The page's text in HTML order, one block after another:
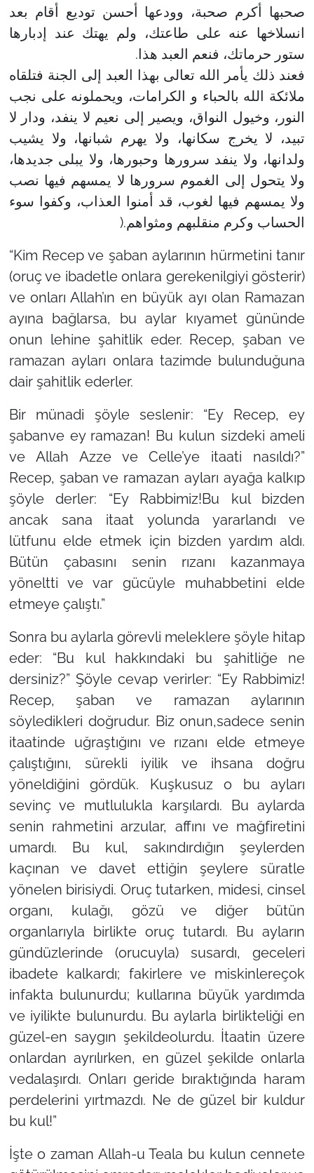
صحبها أكرم صحبة، وودعها أحسن توديع أقام بعد
انسلاخها عنه على طاعتك، ولم يهتك عند إدبارها
ستور حرماتك، فنعم العبد هذا.
فعند ذلك يأمر الله تعالى بهذا العبد إلى الجنة فتلقاه
ملائكة الله بالحباء و الكرامات، ويحملونه على نجب
النور، وخيول النواق، ويصير إلى نعيم لا ينفد، ودار لا
تبيد، لا يخرج سكانها، ولا يهرم شبانها، ولا يشيب
ولدانها، ولا ينفد سرورها وحبورها، ولا يبلى جديدها،
ولا يتحول إلى الغموم سرورها لا يمسهم فيها نصب
ولا يمسهم فيها لغوب، قد أمنوا العذاب، وكفوا سوء
الحساب وكرم منقلبهم ومثواهم.(
“Kim Recep ve şaban aylarının hürmetini tanır
(oruç ve ibadetle onlara gerekenilgiyi gösterir)
ve onları Allah’ın en büyük ayı olan Ramazan
ayına bağlarsa, bu aylar kıyamet gününde
onun lehine şahitlik eder. Recep, şaban ve
ramazan ayları onlara tazimde bulunduğuna
dair şahitlik ederler.
Bir münadi şöyle seslenir: “Ey Recep, ey
şabanve ey ramazan! Bu kulun sizdeki ameli
ve Allah Azze ve Celle’ye itaati nasıldı?”
Recep, şaban ve ramazan ayları ayağa kalkıp
şöyle derler: “Ey Rabbimiz!Bu kul bizden
ancak sana itaat yolunda yararlandı ve
lütfunu elde etmek için bizden yardım aldı.
Bütün çabasını senin rızanı kazanmaya
yöneltti ve var gücüyle muhabbetini elde
etmeye çalıştı.”
Sonra bu aylarla görevli meleklere şöyle hitap
eder: “Bu kul hakkındaki bu şahitliğe ne
dersiniz?” Şöyle cevap verirler: “Ey Rabbimiz!
Recep, şaban ve ramazan aylarının
söyledikleri doğrudur. Biz onun,sadece senin
itaatinde uğraştığını ve rızanı elde etmeye
çalıştığını, sürekli iyilik ve ihsana doğru
yöneldiğini gördük. Kuşkusuz o bu ayları
sevinç ve mutlulukla karşılardı. Bu aylarda
senin rahmetini arzular, affını ve mağfiretini
umardı. Bu kul, sakındırdığın şeylerden
kaçınan ve davet ettiğin şeylere süratle
yönelen birisiydi. Oruç tutarken, midesi, cinsel
organı, kulağı, gözü ve diğer bütün
organlarıyla birlikte oruç tutardı. Bu ayların
gündüzlerinde (orucuyla) susardı, geceleri
ibadete kalkardı; fakirlere ve miskinlereçok
infakta bulunurdu; kullarına büyük yardımda
ve iyilikte bulunurdu. Bu aylarla birlikteliği en
güzel-en saygın şekildeolurdu. İtaatin üzere
onlardan ayrılırken, en güzel şekilde onlarla
vedalaşırdı. Onları geride bıraktığında haram
perdelerini yırtmazdı. Ne de güzel bir kuldur
bu kul!”
İşte o zaman Allah-u Teala bu kulun cennete